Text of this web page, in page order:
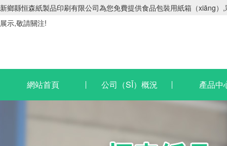
新鄉縣恒森紙製品印刷有限公司為您免費提供食品包裝用紙箱（xiāng
展示,敬請關注!
網站首頁 公司（SĪ）概況 產品中